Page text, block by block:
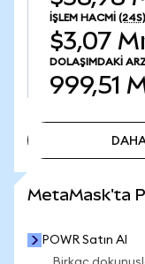
İŞLEM HACMI (24S)
$3,07
DOLAŞIMDAKI
999,51
MetaMask'ta
POWR Satın Al